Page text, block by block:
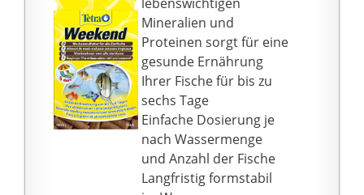
Lieferumfang: 1 x 1 Liter
Dose Tetra Cichlid
Sticks
Mineralien und
Proteinen sorgt für eine
gesunde Ernährung
Ihrer Fische für bis zu
sechs Tage
Einfache Dosierung je
nach Wassermenge
und Anzahl der Fische
Langfristig formstabil